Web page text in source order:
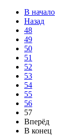
В начало
Назад
48
49
50
51
52
53
54
55
56
57
Вперёд
В конец